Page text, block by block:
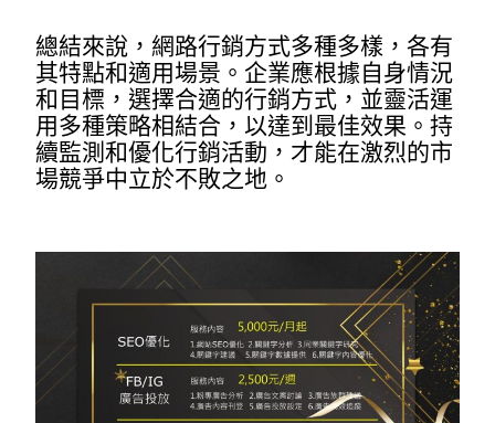
總結來說，網路行銷方式多種多樣，各有
其特點和適用場景。企業應根據自身情況
和目標，選擇合適的行銷方式，並靈活運
用多種策略相結合，以達到最佳效果。持
續監測和優化行銷活動，才能在激烈的市
場競爭中立於不敗之地。